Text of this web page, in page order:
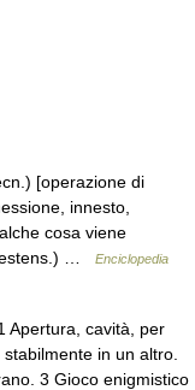
[operazione di
innesto,
cosa viene
…
Enciclopedia
cavità, per
in un altro.
3 Gioco enigmistico